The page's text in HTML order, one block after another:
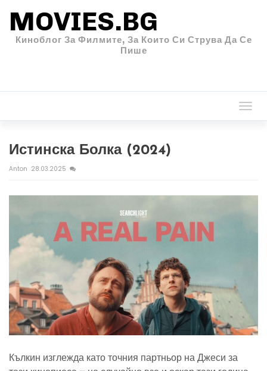
MOVIES.BG
Киноблог За Филмите, За Които Си Струва Да Се
Пише
Истинска Болка (2024)
Anton 28.03.2025
Кълкин изглежда като точния партньор на Джеси за